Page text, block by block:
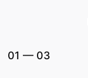
01 — 03